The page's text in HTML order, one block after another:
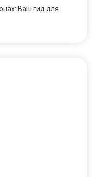
Ваш гид для